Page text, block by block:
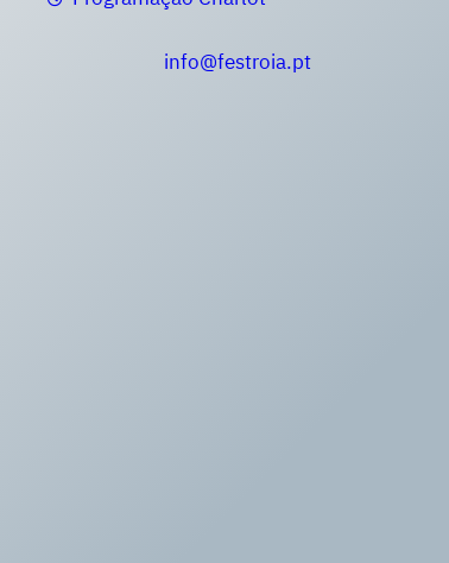
info@festroia.pt